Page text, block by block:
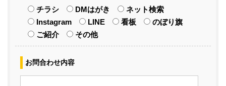
チラシ DMはがき
ネット検索
Instagram
LINE 看板
のぼり旗
ご紹介
その他
お問合わせ内容